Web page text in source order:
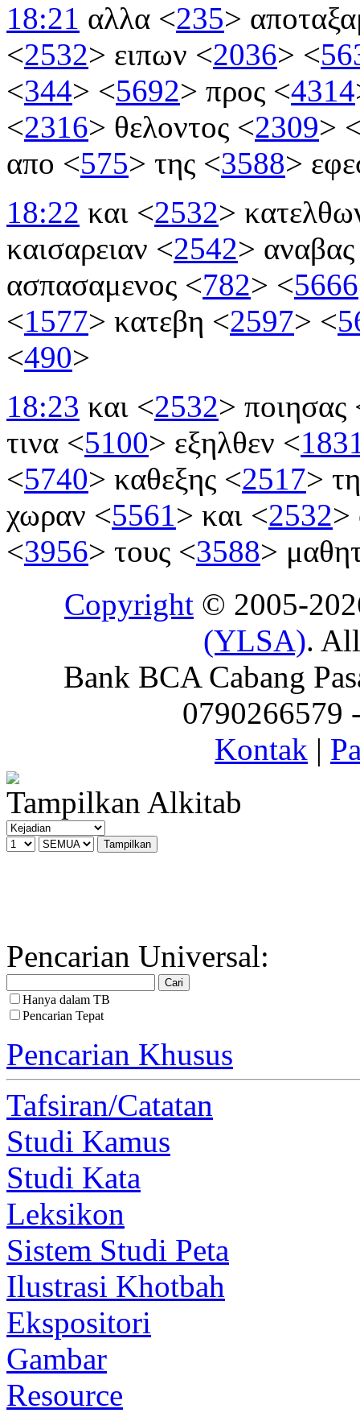
18:21 αλλα <235>
<2532> ειπων <2036> <
<344> <5692> προς <4314
<2316> θελοντος <2309>
απο <575> της <3588>
18:22 και <2532>
καισαρειαν <2542>
ασπασαμενος <782> <5666
<1577> κατεβη <2597> <
<490>
18:23 και <2532> ποιησας
τινα <5100> εξηλθεν <
<5740> καθεξης <2517>
χωραν <5561> και <2532>
<3956> τους <3588>
Copyright © 2005-
(YLSA).
Bank BCA Cabang
0790266579
Kontak |
Tampilkan Alkitab
Pencarian Universal:
Hanya dalam TB
Pencarian Tepat
Pencarian Khusus
Tafsiran/Catatan
Studi Kamus
Studi Kata
Leksikon
Sistem Studi Peta
Ilustrasi Khotbah
Ekspositori
Gambar
Resource